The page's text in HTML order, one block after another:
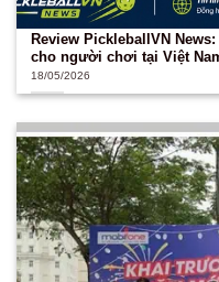
Review PickleballVN
cho người chơi tại Việt
18/05/2026